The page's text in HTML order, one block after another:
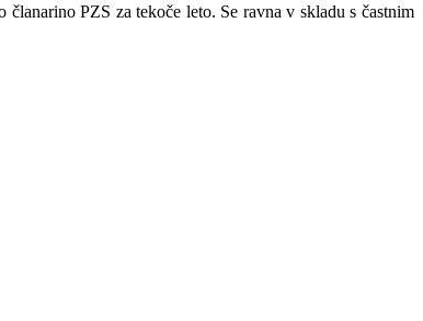
PZS za tekoče leto. Se ravna v skladu s častnim